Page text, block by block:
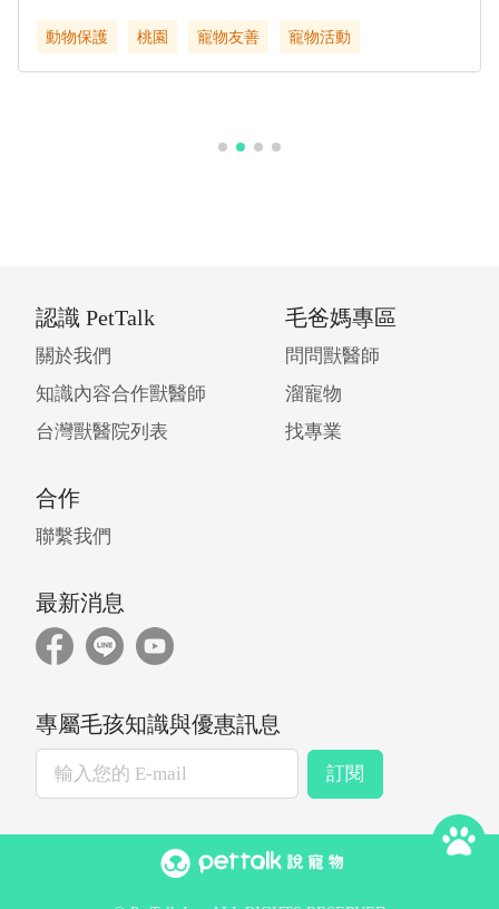
動物保護
桃園 寵物友善 寵物活動
認識 PetTalk
關於我們
知識內容合作獸醫師
台灣獸醫院列表
毛爸媽專區
問問獸醫師
溜寵物
找專業
合作
聯繫我們
最新消息
專屬毛孩知識與優惠訊息
訂閱